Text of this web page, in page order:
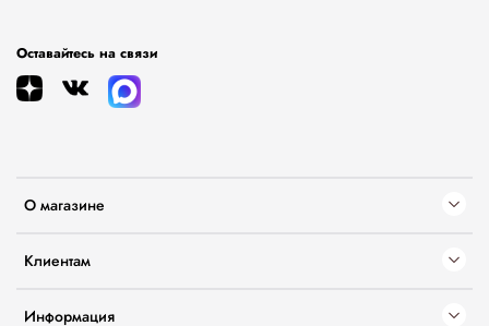
О магазине
Клиентам
Информация
Оставайтесь на связи